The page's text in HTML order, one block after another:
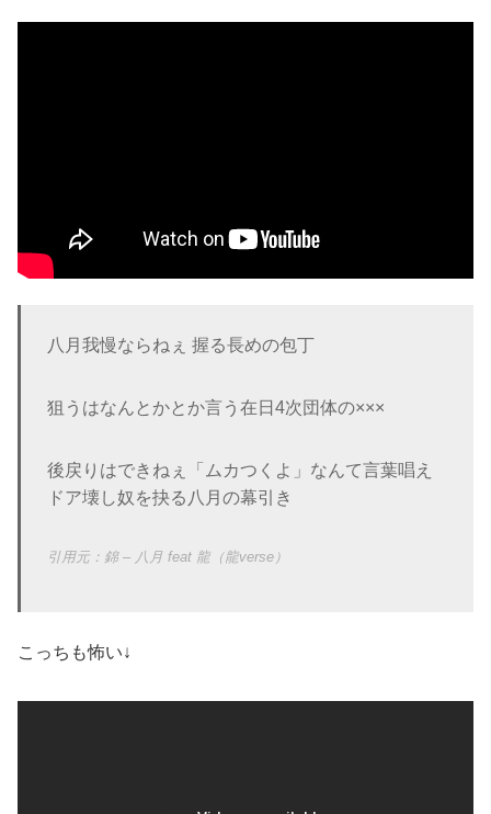
八月我慢ならねぇ 握る長めの包丁
狙うはなんとかとか言う在日4次団体の×××
後戻りはできねぇ「ムカつくよ」なんて言葉唱え
ドア壊し奴を抉る八月の幕引き
錦 – 八月 feat 龍（龍verse）
こっちも怖い↓